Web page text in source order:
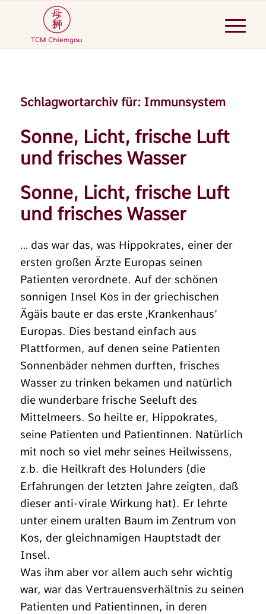
Schlagwortarchiv für: Immunsystem
Sonne, Licht, frische Luft
und frisches Wasser
Sonne, Licht, frische Luft
und frisches Wasser
… das war das, was Hippokrates, einer der
ersten großen Ärzte Europas seinen
Patienten verordnete. Auf der schönen
sonnigen Insel Kos in der griechischen
Ägäis baute er das erste ‚Krankenhaus‘
Europas. Dies bestand einfach aus
Plattformen, auf denen seine Patienten
Sonnenbäder nehmen durften, frisches
Wasser zu trinken bekamen und natürlich
die wunderbare frische Seeluft des
Mittelmeers. So heilte er, Hippokrates,
seine Patienten und Patientinnen. Natürlich
mit noch so viel mehr seines Heilwissens,
z.b. die Heilkraft des Holunders (die
Erfahrungen der letzten Jahre zeigten, daß
dieser anti-virale Wirkung hat). Er lehrte
unter einem uralten Baum im Zentrum von
Kos, der gleichnamigen Hauptstadt der
Insel.
Was ihm aber vor allem auch sehr wichtig
war, war das Vertrauensverhältnis zu seinen
Patienten und Patientinnen, in deren